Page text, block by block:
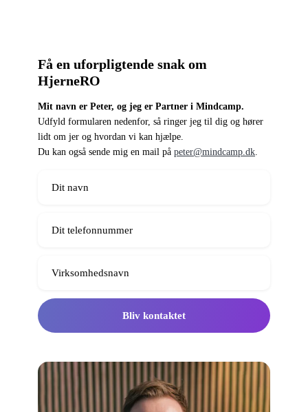
Få en uforpligtende snak om
HjerneRO
Mit navn er Peter, og jeg er Partner i Mindcamp.
Udfyld formularen nedenfor, så ringer jeg til dig og hører
lidt om jer og hvordan vi kan hjælpe.
Du kan også sende mig en mail på peter@mindcamp.dk.
Bliv kontaktet